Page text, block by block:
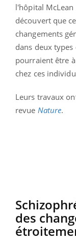
l'hôpital
découvert que
changements
dans deux types
pourraient être
chez ces
Leurs travaux
revue Nature.
des